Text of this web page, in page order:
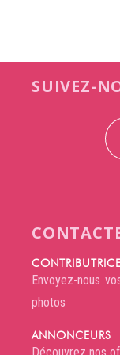
SUIVEZ-
CONTRIBUTRICE
Envoyez-nous
photos
ANNONCEURS